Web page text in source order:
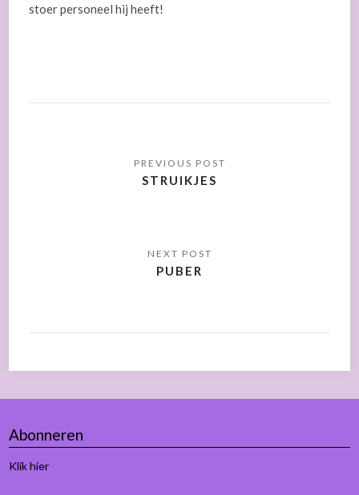
stoer personeel hij heeft!
STRUIKJES
PUBER
Abonneren
Klik hier